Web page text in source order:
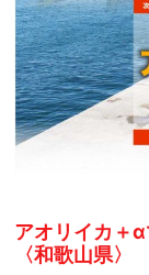
アオリイカ＋
〈和歌山県〉